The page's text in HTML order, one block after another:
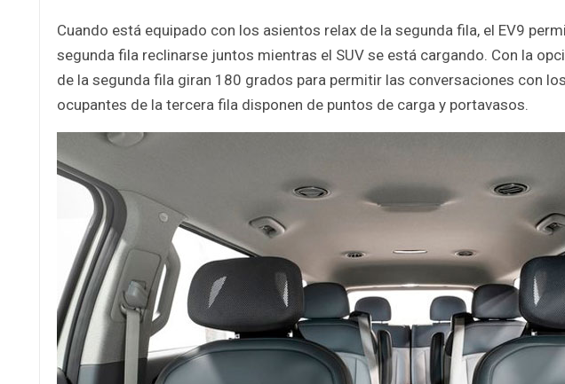
Cuando está equipado con los asientos relax de la segunda fila, el EV9
segunda fila reclinarse juntos mientras el SUV se está cargando. Con la
de la segunda fila giran 180 grados para permitir las conversaciones con
ocupantes de la tercera fila disponen de puntos de carga y portavasos.